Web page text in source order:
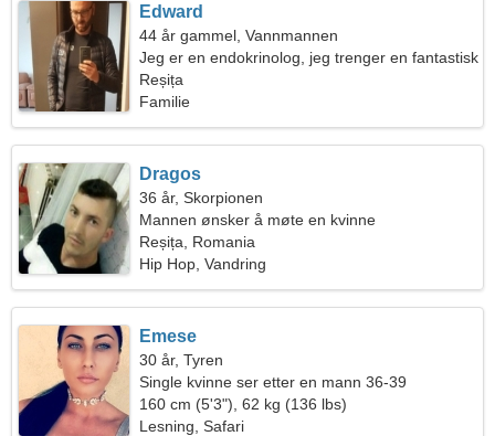
Edward
44 år gammel, Vannmannen
Jeg er en endokrinolog, jeg trenger en fantastisk
kvinne
Reșița
Familie
Dragos
36 år, Skorpionen
Mannen ønsker å møte en kvinne
Reșița, Romania
Hip Hop, Vandring
Emese
30 år, Tyren
Single kvinne ser etter en mann 36-39
160 cm (5'3"), 62 kg (136 lbs)
Lesning, Safari